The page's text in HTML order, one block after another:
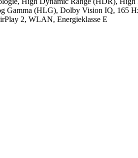
Gamma (HLG), Dolby Vision IQ, 165
2, WLAN, Energieklasse E